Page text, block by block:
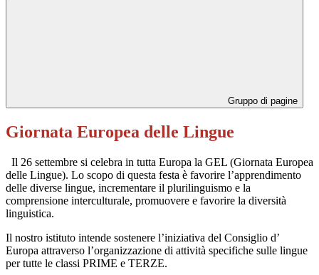
Gruppo di pagine
Giornata Europea delle Lingue
Il 26 settembre si celebra in tutta Europa la GEL (Giornata Europea
delle Lingue). Lo scopo di questa festa è favorire l’apprendimento
delle diverse lingue, incrementare il plurilinguismo e la
comprensione interculturale, promuovere e favorire la diversità
linguistica.
Il nostro istituto intende sostenere l’iniziativa del Consiglio d’
Europa attraverso l’organizzazione di attività specifiche sulle lingue
per tutte le classi PRIME e TERZE.